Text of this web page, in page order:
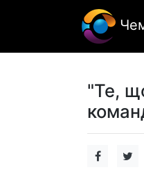
"Те,